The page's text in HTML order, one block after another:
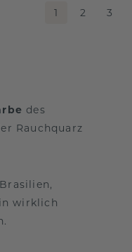
1 2 3
des
Rauchquarz
wirklich